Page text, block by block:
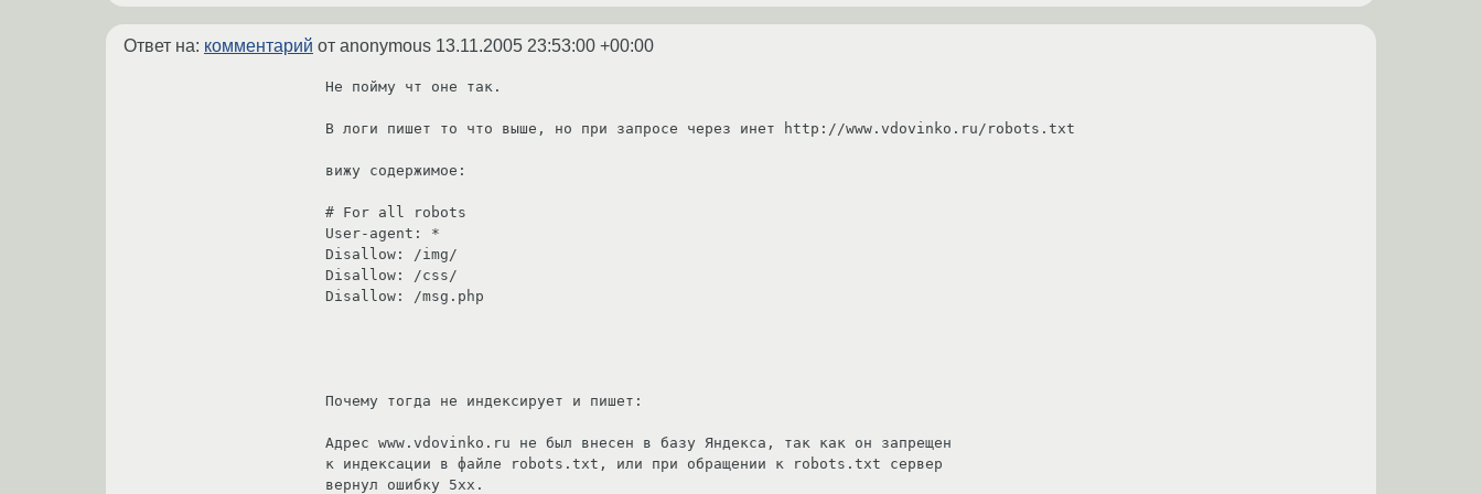
Ответ на: комментарий от anonymous 13.11.2005 23:53:00 +00:00
Не пойму чт оне так.
В логи пишет то что выше, но при запросе через инет http://www.vdovinko.ru/robots.txt
вижу содержимое:
# For all robots
User-agent: *
Disallow: /img/
Disallow: /css/
Disallow: /msg.php
Почему тогда не индексирует и пишет:
Адрес www.vdovinko.ru не был внесен в базу Яндекса, так как он запрещен
к индексации в файле robots.txt, или при обращении к robots.txt сервер
вернул ошибку 5xx.